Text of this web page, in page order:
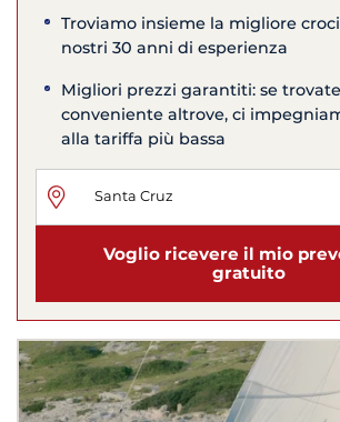
Troviamo insieme la migliore
nostri 30 anni di esperienza
Migliori prezzi garantiti: se
conveniente altrove, ci
alla tariffa più bassa
Voglio ricevere il mio
gratuito